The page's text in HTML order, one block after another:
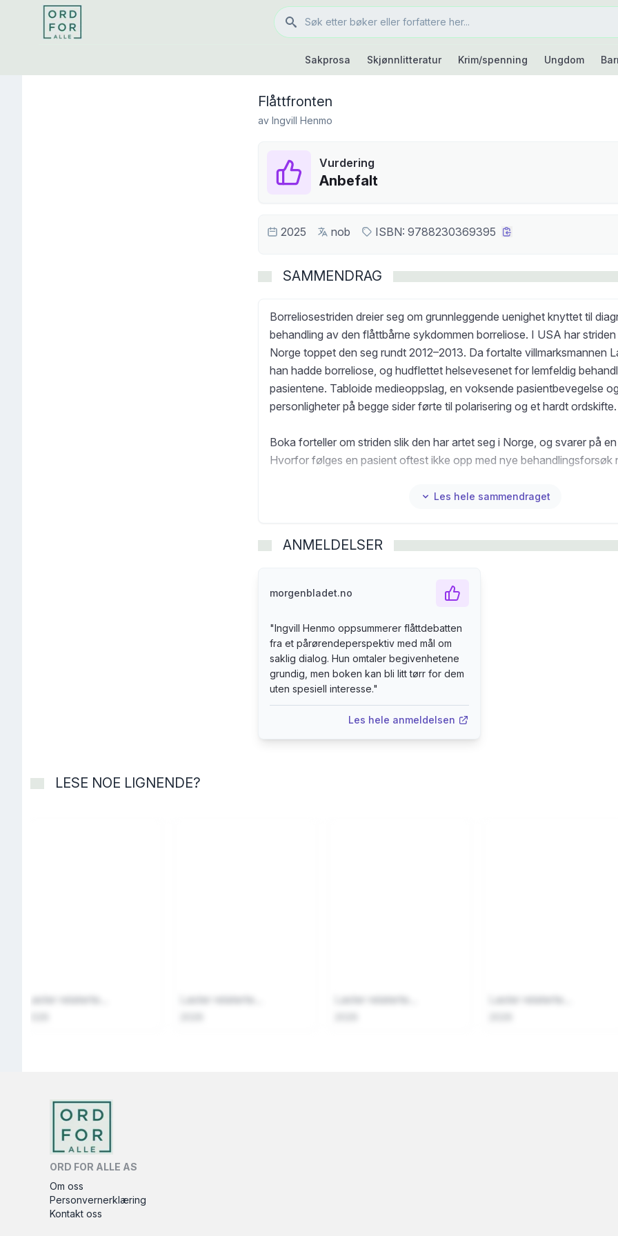
Sakprosa Skjønnlitteratur Krim/spenning Ungdom
Flåttfronten
av Ingvill Henmo
Vurdering
Anbefalt
2025 nob ISBN: 9788230369395
SAMMENDRAG
Borreliosestriden dreier seg om grunnleggende uenighet knyttet til
behandling av den flåttbårne sykdommen borreliose. I USA har
Norge toppet den seg rundt 2012–2013. Da fortalte villmarksmannen
han hadde borreliose, og hudflettet helsevesenet for lemfeldig
pasientene. Tabloide medieoppslag, en voksende pasientbevegelse
personligheter på begge sider førte til polarisering og et hardt ordskifte.
Boka forteller om striden slik den har artet seg i Norge, og svarer på
Hvorfor følges en pasient oftest ikke opp med nye behandlingsforsøk
sykdommen, og hvorfor måtte han etter hvert reise til utlandet for å få
uenighet rundt denne sykdommen?
Ingvill Henmo (f. 1963) er billedkunstner og litteraturviter, og var i flere
billedkunstnernes fagblad. Hun er for tiden sakprosaforfatter.
om borreliosestriden oppstod da kona hennes ble alvorlig syk etter et
Les hele sammendraget
ANMELDELSER
morgenbladet.no
"Ingvill Henmo oppsummerer flåttdebatten
fra et pårørendeperspektiv med mål om
saklig dialog. Hun omtaler begivenhetene
grundig, men boken kan bli litt tørr for dem
uten spesiell interesse."
Les hele anmeldelsen
LESE NOE LIGNENDE?
Laster relaterte... Laster relaterte... Laster relaterte... Laster relaterte...
ORD FOR ALLE AS
Om oss
Personvernerklæring
Kontakt oss